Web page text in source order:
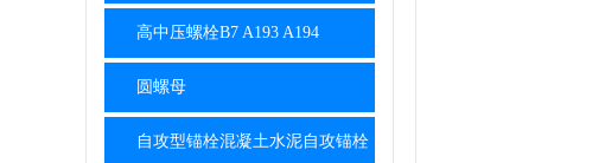
高中压螺栓B7 A193 A194
圆螺母
自攻型锚栓混凝土水泥自攻锚栓